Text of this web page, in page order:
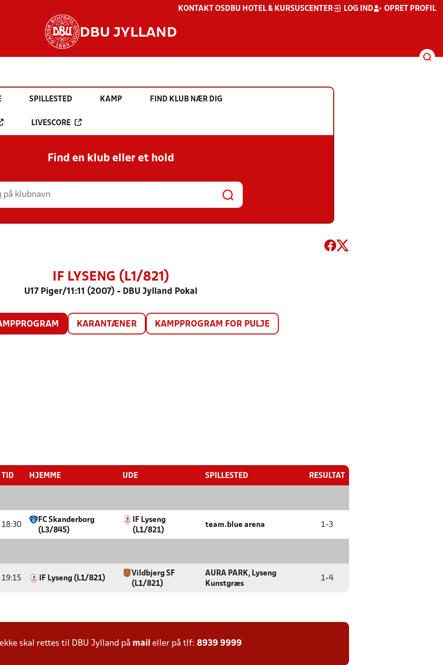
KONTAKT OS DBU HOTEL & KURSUSCENTER LOG IND OPRET PROFIL
DBU JYLLAND
SPILLESTED KAMP FIND KLUB NÆR DIG
LIVESCORE
Find en klub eller et hold
IF LYSENG (L1/821)
U17 Piger/11:11 (2007) - DBU Jylland Pokal
KARANTÆNER KAMPPROGRAM FOR PULJE
TID HJEMME UDE SPILLESTED RESULTAT
18:30
FC Skanderborg
(L3/845)
IF Lyseng
(L1/821)
team.blue arena 1-3
19:15 IF Lyseng (L1/821)
Vildbjerg SF
(L1/821)
AURA PARK, Lyseng
Kunstgræs
1-4
skal rettes til DBU Jylland på mail eller på tlf: 8939 9999